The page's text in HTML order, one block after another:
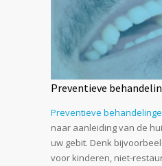
Preventieve
Preventieve
naar aanleiding van de
uw gebit. Denk
voor kinderen, niet-